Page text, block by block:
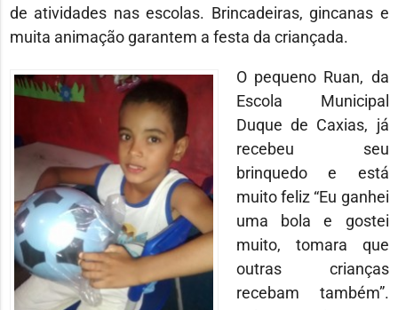
de atividades nas escolas. Brincadeiras, gincanas e
muita animação garantem a festa da criançada.
O pequeno Ruan, da
Escola Municipal
Duque de Caxias, já
recebeu seu
brinquedo e está
muito feliz “Eu ganhei
uma bola e gostei
muito, tomara que
outras crianças
recebam também”.